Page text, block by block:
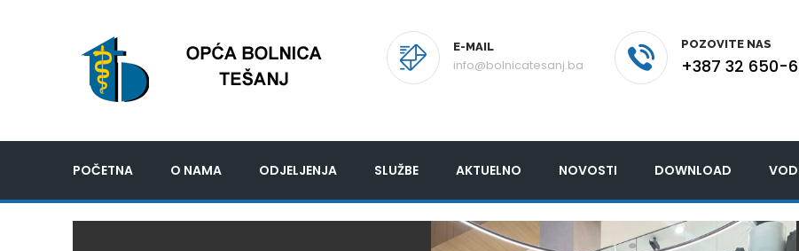
E-MAIL
info@bolnicatesanj.ba
POZOVITE NAS
+387 32 650-
POČETNA O NAMA ODJELJENJA SLUŽBE AKTUELNO NOVOSTI DOWNLOAD